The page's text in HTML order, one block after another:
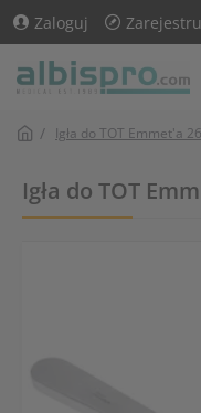
Zaloguj
Igła do TOT Emmet'a
Igła do TOT